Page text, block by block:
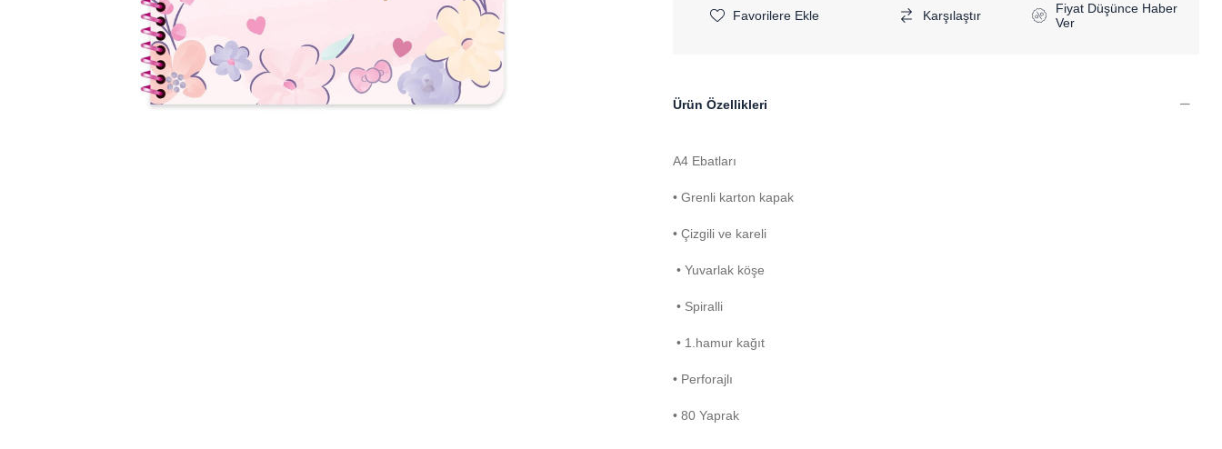
Favorilere Ekle Karşılaştır
Fiyat Düşünce Haber
Ver
Ürün Özellikleri
A4 Ebatları
• Grenli karton kapak
• Çizgili ve kareli
• Yuvarlak köşe
• Spiralli
• 1.hamur kağıt
• Perforajlı
• 80 Yaprak